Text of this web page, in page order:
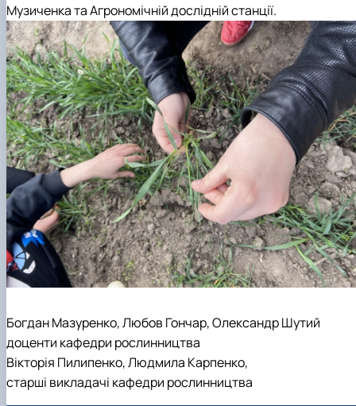
Музиченка та Агрономічній дослідній станції.
Богдан Мазуренко, Любов Гончар, Олександр Шутий
доценти кафедри рослинництва
Вікторія Пилипенко, Людмила Карпенко,
старші викладачі кафедри рослинництва